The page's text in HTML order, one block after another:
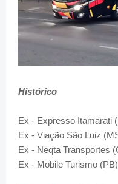
Histórico
Ex - Expresso Itamarati
Ex - Viação São Luiz
Ex - Neqta Transportes
Ex - Mobile Turismo